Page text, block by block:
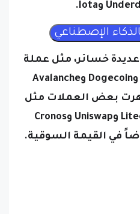
خسائر، مثل عملة
Binance Coin وSolana وDogecoin وAvalanche
بعض العملات مثل
عملة Chainlink وLitecoin وUniswap وCronos